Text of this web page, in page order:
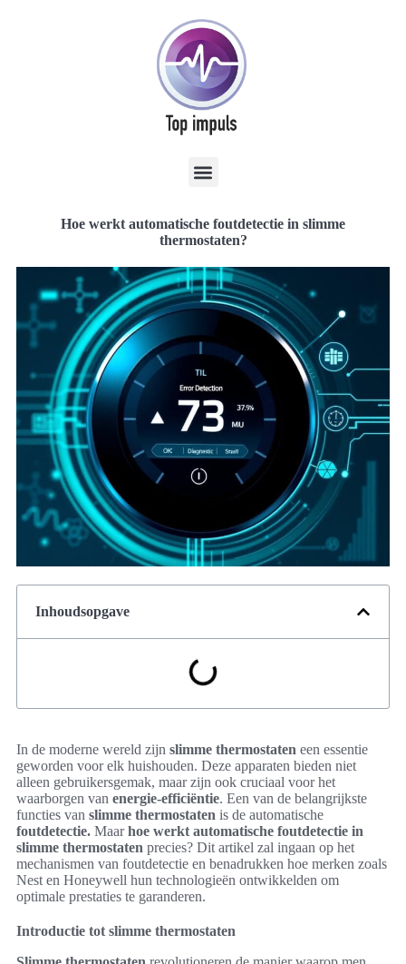
Hoe werkt automatische foutdetectie in slimme
thermostaten?
Inhoudsopgave
In de moderne wereld zijn slimme thermostaten een essentie
geworden voor elk huishouden. Deze apparaten bieden niet
alleen gebruikersgemak, maar zijn ook cruciaal voor het
waarborgen van energie-efficiëntie. Een van de belangrijkste
functies van slimme thermostaten is de automatische
foutdetectie. Maarhoe werkt automatische foutdetectie in
slimme thermostaten precies? Dit artikel zal ingaan op het
mechanismen van foutdetectie en benadrukken hoe merken zoals
Nest en Honeywell hun technologieën ontwikkelden om
optimale prestaties te garanderen.
Introductie tot slimme thermostaten